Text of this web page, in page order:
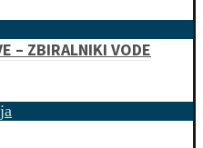
– ZBIRALNIKI VODE